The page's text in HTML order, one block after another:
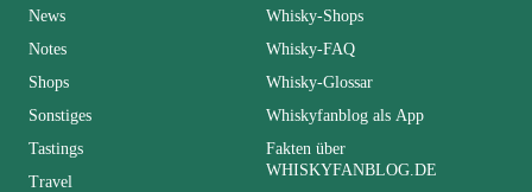
News
Notes
Shops
Sonstiges
Tastings
Travel
Whisky-Shops
Whisky-FAQ
Whisky-Glossar
Whiskyfanblog als App
Fakten über
WHISKYFANBLOG.DE